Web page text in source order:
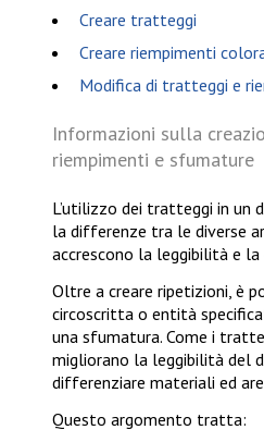
Creare tratteggi
Creare riempimenti
Modifica di tratteggi e
Informazioni sulla
riempimenti e sfumature
L’utilizzo dei tratteggi in un
la differenze tra le diverse
accrescono la leggibilità e la
Oltre a creare ripetizioni, è
circoscritta o entità
una sfumatura. Come i
migliorano la leggibilità del
differenziare materiali ed
Questo argomento tratta: